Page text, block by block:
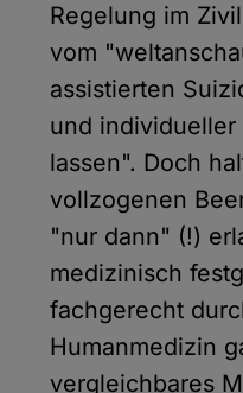
Regelung im
vom
assistierten
und
lassen". Doch
vollzogenen
"nur dann" (!)
medizinisch
fachgerecht
Humanmedizin
vergleichbares